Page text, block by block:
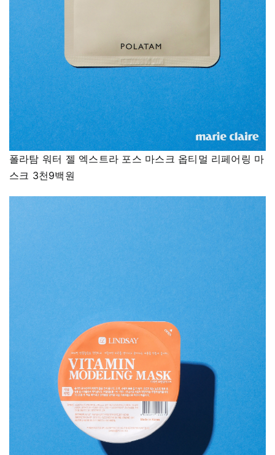
폴라탐 워터 젤 엑스트라 포스 마스크 옵티멀 리페어링 마
스크 3천9백원